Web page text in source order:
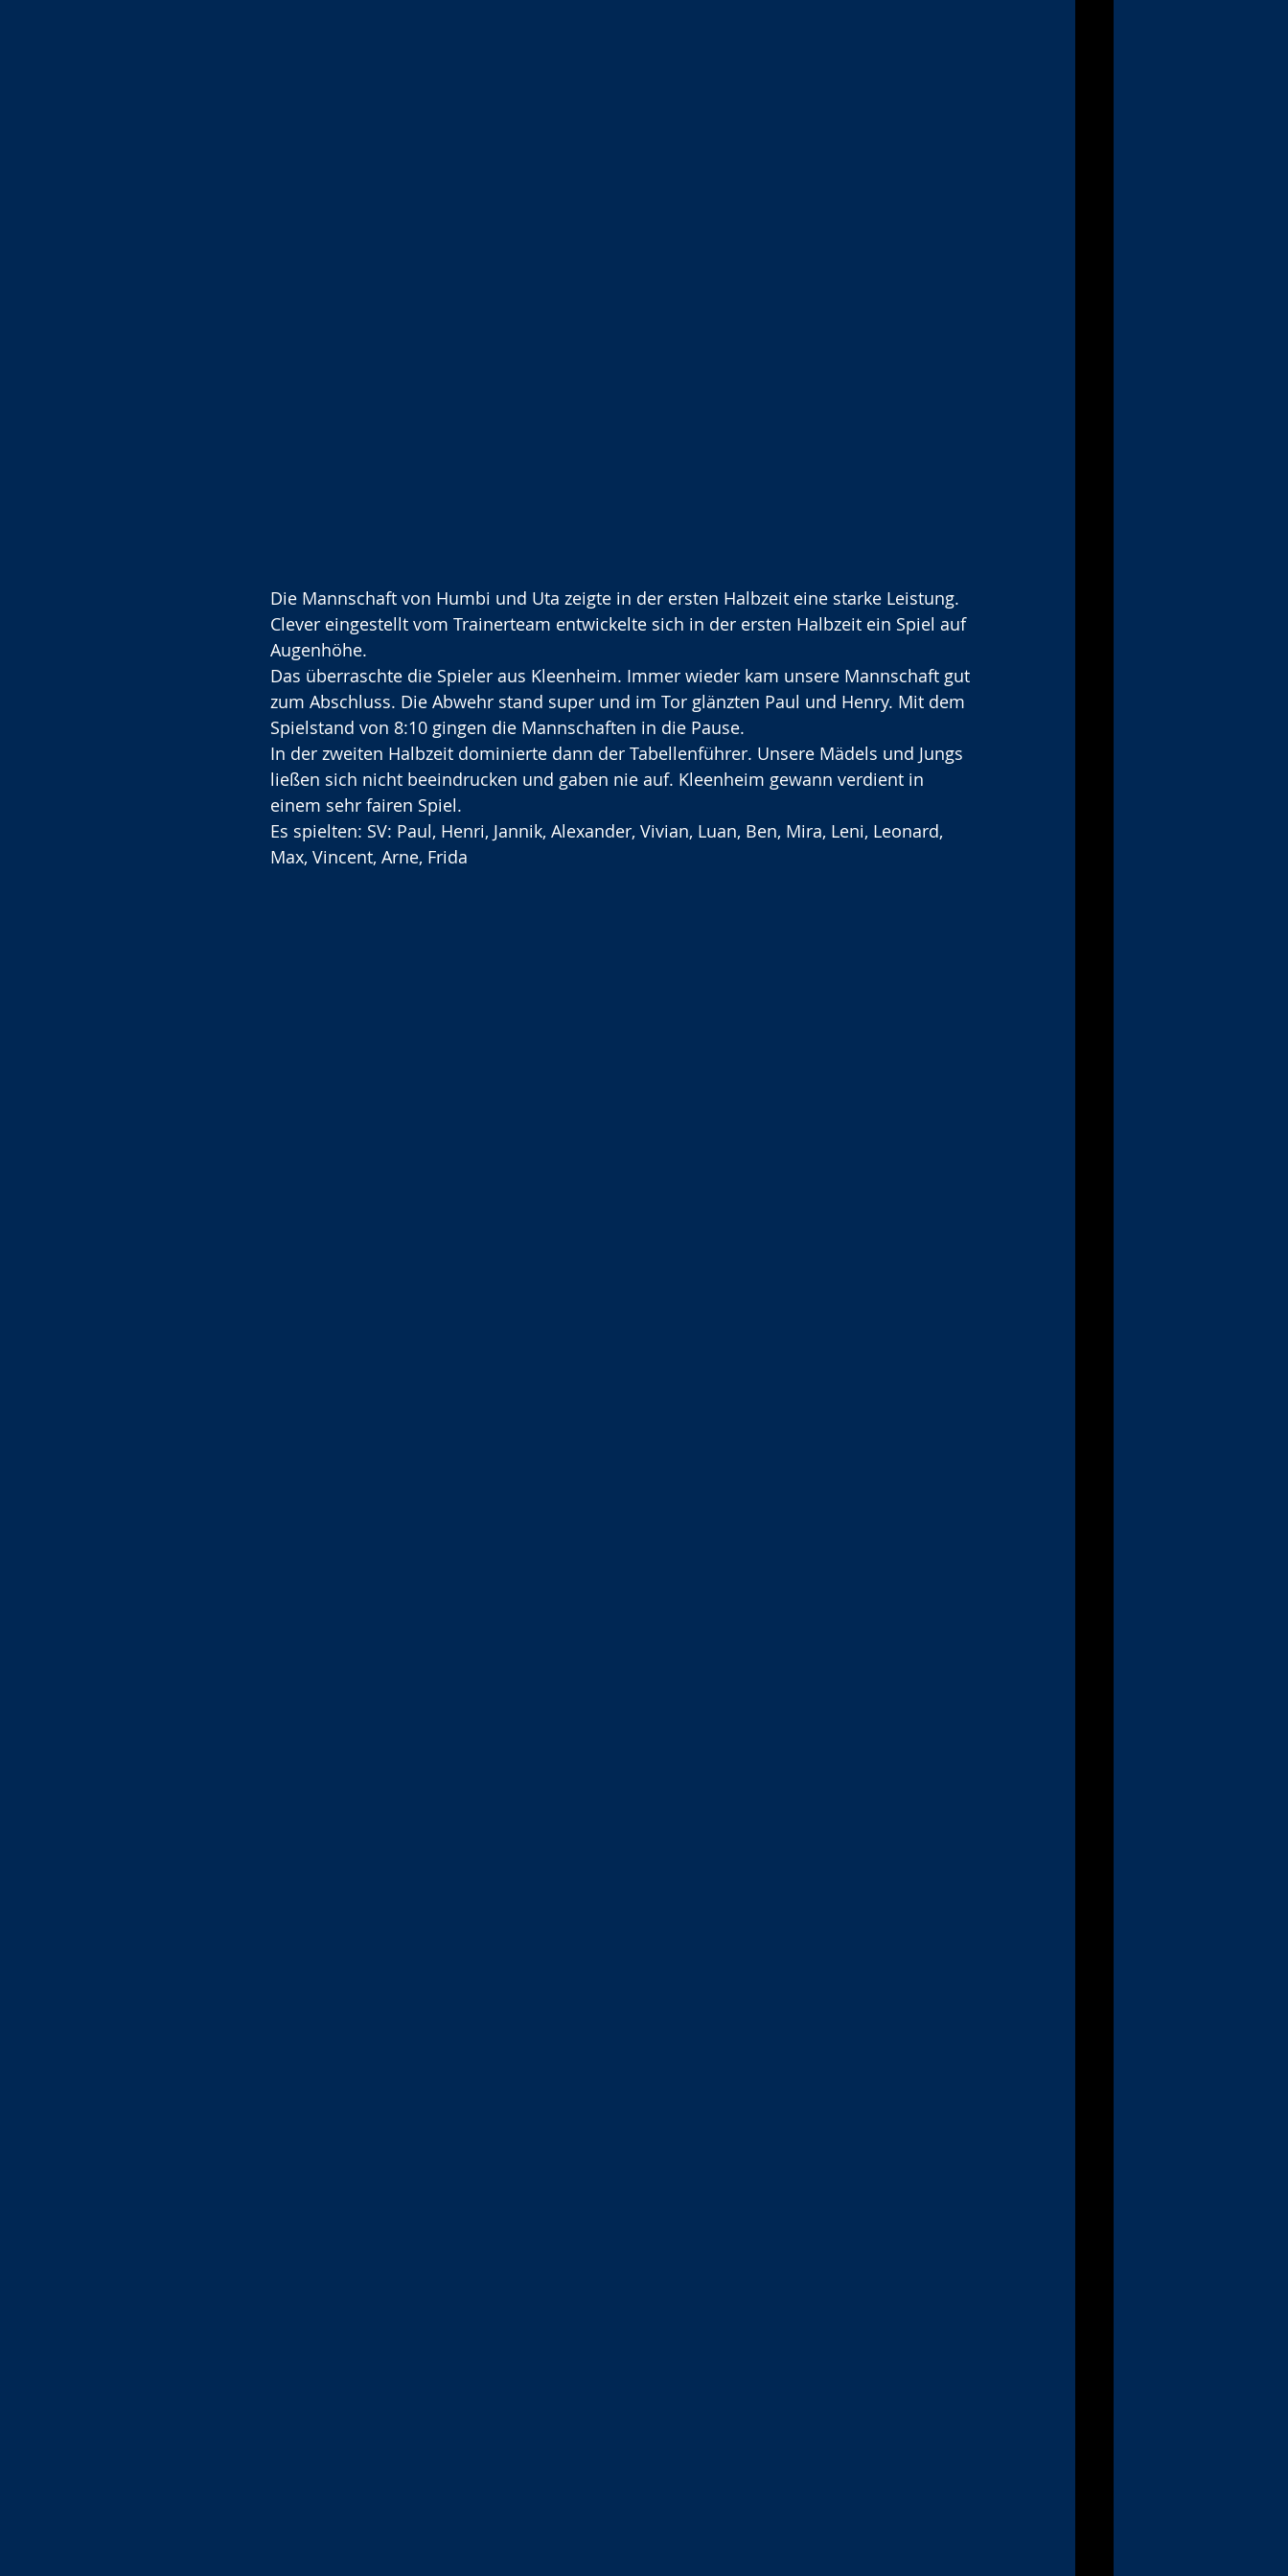
Die Mannschaft von Humbi und Uta zeigte in der ersten Halbzeit eine starke Leistung.
Clever eingestellt vom Trainerteam entwickelte sich in der ersten Halbzeit ein Spiel auf
Augenhöhe.
Das überraschte die Spieler aus Kleenheim. Immer wieder kam unsere Mannschaft gut
zum Abschluss. Die Abwehr stand super und im Tor glänzten Paul und Henry. Mit dem
Spielstand von 8:10 gingen die Mannschaften in die Pause.
In der zweiten Halbzeit dominierte dann der Tabellenführer. Unsere Mädels und Jungs
ließen sich nicht beeindrucken und gaben nie auf. Kleenheim gewann verdient in
einem sehr fairen Spiel.
Es spielten: SV: Paul, Henri, Jannik, Alexander, Vivian, Luan, Ben, Mira, Leni, Leonard,
Max, Vincent, Arne, Frida